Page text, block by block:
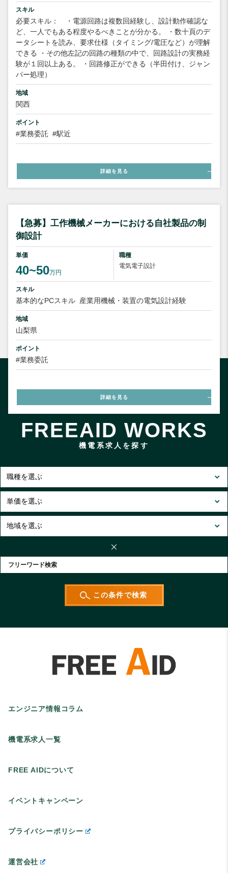
スキル
必要スキル： ・電源回路は複数回経験し、設計動作確認な
ど、一人でもある程度やるべきことが分かる。 ・数十頁のデ
ータシートを読み、要求仕様（タイミング/電圧など）が理解
できる ・その他左記の回路の種類の中で、回路設計の実務経
験が１回以上ある。 ・回路修正ができる（半田付け、ジャン
パー処理）
地域
関西
ポイント
#業務委託 #駅近
詳細を見る
【急募】工作機械メーカーにおける自社製品の制
御設計
単価
40~50万円
職種
電気電子設計
スキル
基本的なPCスキル 産業用機械・装置の電気設計経験
地域
山梨県
ポイント
#業務委託
詳細を見る
FREEAID WORKS
機電系求人を探す
エンジニア情報コラム
機電系求人一覧
FREE AIDについて
イベントキャンペーン
プライバシーポリシー
運営会社